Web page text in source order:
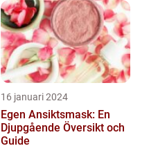
16 januari 2024
Egen Ansiktsmask: En
Djupgående Översikt och
Guide